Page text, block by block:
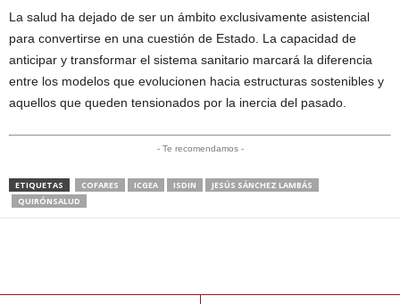
La salud ha dejado de ser un ámbito exclusivamente asistencial
para convertirse en una cuestión de Estado. La capacidad de
anticipar y transformar el sistema sanitario marcará la diferencia
entre los modelos que evolucionen hacia estructuras sostenibles y
aquellos que queden tensionados por la inercia del pasado.
- Te recomendamos -
ETIQUETAS COFARES ICGEA ISDIN
JESÚS SÁNCHEZ LAMBÁS
QUIRÓNSALUD